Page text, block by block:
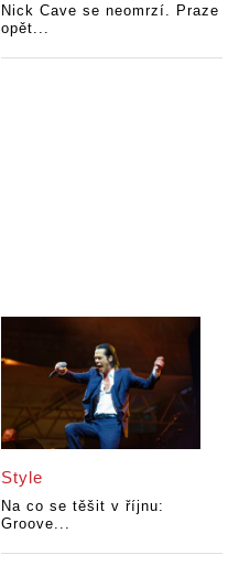
Nick Cave se neomrzí. Praze
opět...
Style
Na co se těšit v říjnu:
Groove...